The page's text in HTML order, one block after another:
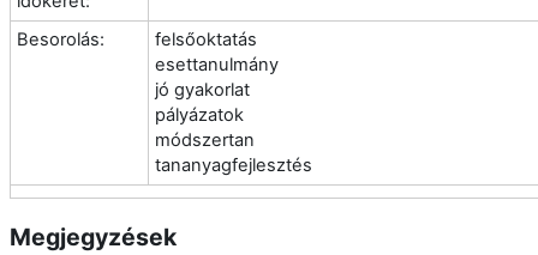
Besorolás:
felsőoktatás
esettanulmány
jó gyakorlat
pályázatok
módszertan
tananyagfejlesztés
Megjegyzések